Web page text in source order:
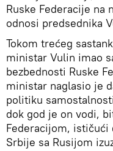
Ruske Federacije na
odnosi predsednika
Tokom trećeg
ministar Vulin imao
bezbednosti Ruske
ministar naglasio je
politiku
dok god je on vodi,
Federacijom,
Srbije sa Rusijom